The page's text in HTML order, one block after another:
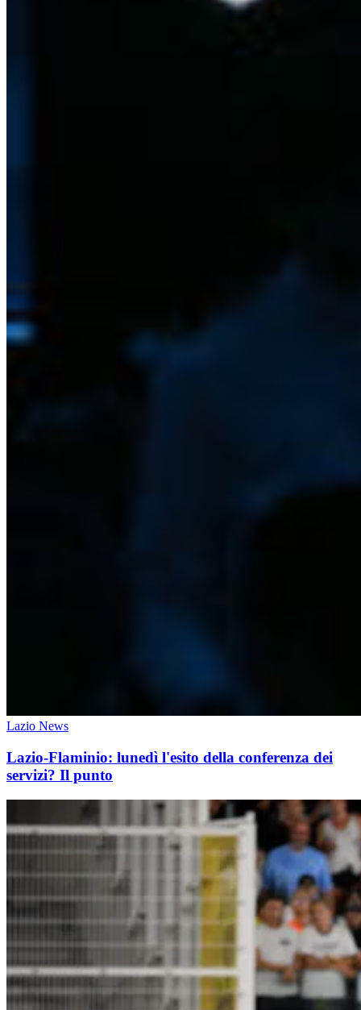
Lazio News
Lazio-Flaminio: lunedì l'esito della conferenza dei
servizi? Il punto